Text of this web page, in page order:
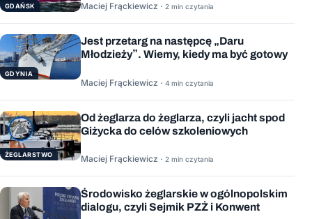
GDAŃSK Maciej Frąckiewicz · 2 min czytania
GDYNIA
Jest przetarg na następcę „Daru
Młodzieży”. Wiemy, kiedy ma być gotowy
Maciej Frąckiewicz · 4 min czytania
ŻEGLARSTWO
Od żeglarza do żeglarza, czyli jacht spod
Giżycka do celów szkoleniowych
Maciej Frąckiewicz · 2 min czytania
Środowisko żeglarskie w ogólnopolskim
dialogu, czyli Sejmik PZŻ i Konwent